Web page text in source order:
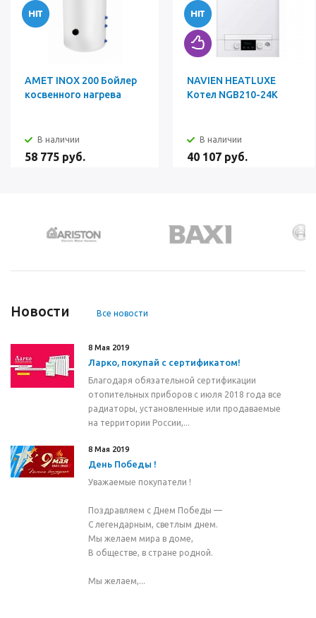
AMET INOX 200 Бойлер
косвенного нагрева
В наличии
58 775 руб.
NAVIEN HEATLUXE
Котел NGB210-24K
В наличии
40 107 руб.
Новости Все новости
8 Мая 2019
Ларко, покупай с сертификатом!
Благодаря обязательной сертификации
отопительных приборов с июля 2018 года все
радиаторы, установленные или продаваемые
на территории России,...
8 Мая 2019
День Победы !
Уважаемые покупатели !
Поздравляем с Днем Победы —
С легендарным, светлым днем.
Мы желаем мира в доме,
В обществе, в стране родной.
Мы желаем,...